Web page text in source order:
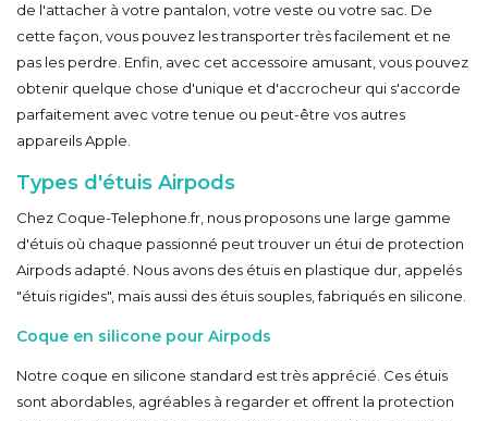
de l'attacher à votre pantalon, votre veste ou votre sac. De
cette façon, vous pouvez les transporter très facilement et ne
pas les perdre. Enfin, avec cet accessoire amusant, vous pouvez
obtenir quelque chose d'unique et d'accrocheur qui s'accorde
parfaitement avec votre tenue ou peut-être vos autres
appareils Apple.
Types d'étuis Airpods
Chez Coque-Telephone.fr, nous proposons une large gamme
d'étuis où chaque passionné peut trouver un étui de protection
Airpods adapté. Nous avons des étuis en plastique dur, appelés
"étuis rigides", mais aussi des étuis souples, fabriqués en silicone.
Coque en silicone pour Airpods
Notre coque en silicone standard est très apprécié. Ces étuis
sont abordables, agréables à regarder et offrent la protection